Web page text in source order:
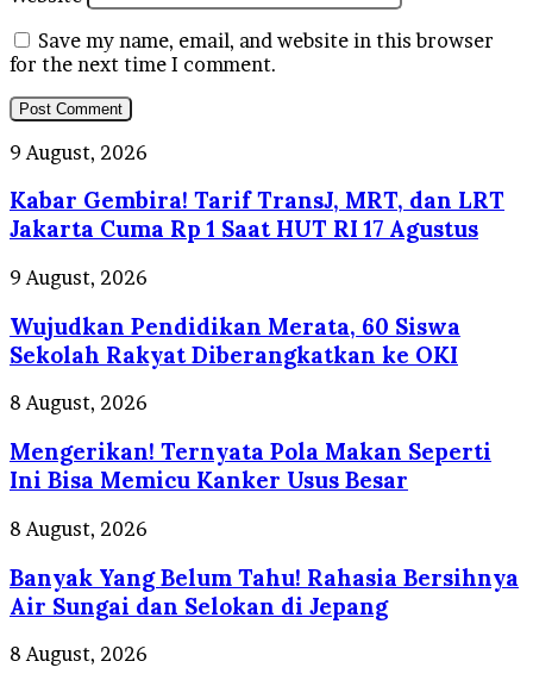
Save my name, email, and website in this browser
for the next time I comment.
Kabar
Tarif
TransJ,
MRT,
dan
Jakarta
Cuma
Rp
Saat
RI
17
9 August, 2026
Kabar Gembira! Tarif TransJ, MRT, dan LRT
Jakarta Cuma Rp 1 Saat HUT RI 17 Agustus
Wujudkan
Merata,
60
Siswa
Sekolah
Rakyat
Diberangkatkan
ke
OKI
9 August, 2026
Wujudkan Pendidikan Merata, 60 Siswa
Sekolah Rakyat Diberangkatkan ke OKI
Mengerikan!
Pola
Makan
Seperti
Ini
Memicu
Kanker
Usus
8 August, 2026
Mengerikan! Ternyata Pola Makan Seperti
Ini Bisa Memicu Kanker Usus Besar
Banyak
Belum
Tahu!
Rahasia
Bersihnya
8 August, 2026
Banyak Yang Belum Tahu! Rahasia Bersihnya
Air Sungai dan Selokan di Jepang
Promo
8 August, 2026